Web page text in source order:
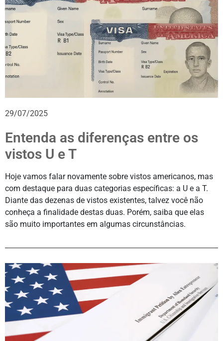
29/07/2025
Entenda as diferenças entre os
vistos U e T
Hoje vamos falar novamente sobre vistos americanos, mas
com destaque para duas categorias específicas: a U e a T.
Diante das dezenas de vistos existentes, talvez você não
conheça a finalidade destas duas. Porém, saiba que elas
são muito importantes em algumas circunstâncias.